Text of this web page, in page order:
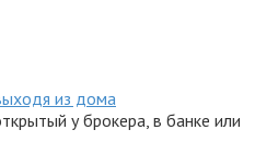
из дома
у брокера, в банке или